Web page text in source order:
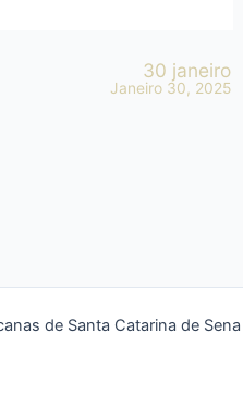
30 janeiro
Janeiro 30, 2025
de Santa Catarina de Sena